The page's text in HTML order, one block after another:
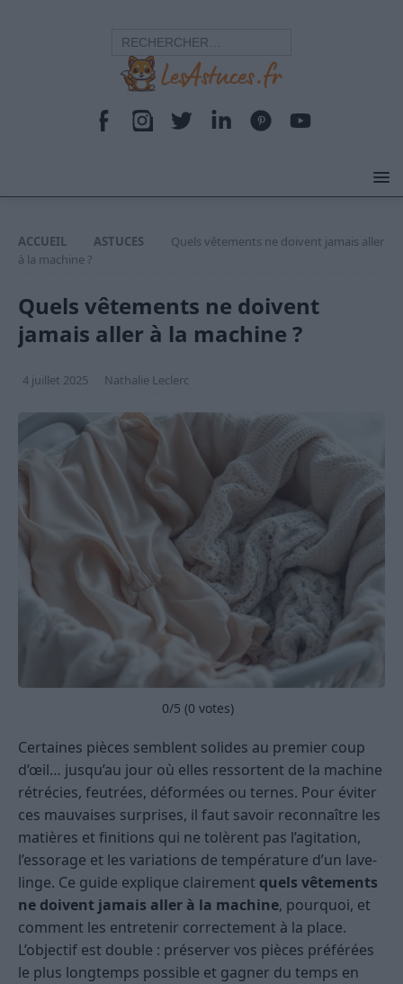
ACCUEIL ASTUCES
Quels vêtements ne doivent jamais aller
à la machine ?
Quels vêtements ne doivent
jamais aller à la machine ?
4 juillet 2025 Nathalie Leclerc
0/5 (0 votes)
Certaines pièces semblent solides au premier coup
d’œil… jusqu’au jour où elles ressortent de la machine
rétrécies, feutrées, déformées ou ternes. Pour éviter
ces mauvaises surprises, il faut savoir reconnaître les
matières et finitions qui ne tolèrent pas l’agitation,
l’essorage et les variations de température d’un lave-
linge. Ce guide explique clairement quels vêtements
ne doivent jamais aller à la machine, pourquoi, et
comment les entretenir correctement à la place.
L’objectif est double : préserver vos pièces préférées
le plus longtemps possible et gagner du temps en